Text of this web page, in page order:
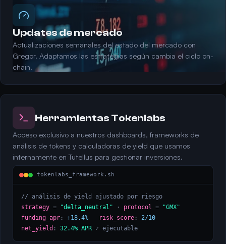
Updates de mercado
Actualizaciones semanales del estado del mercado con
Gregor. Adaptamos las estrategias según cambia el ciclo on-
chain.
Herramientas Tokenlabs
Acceso exclusivo a nuestros dashboards, frameworks de
análisis de tokens y calculadoras de yield que usamos
internamente en Tutellus para gestionar inversiones.
tokenlabs_framework.sh
// análisis de yield ajustado por riesgo
strategy = "delta_neutral" · protocol =
"GMX"
funding_apr : +18.4% risk_score : 2/10
net_yield : 32.4% APR ✓ ejecutable